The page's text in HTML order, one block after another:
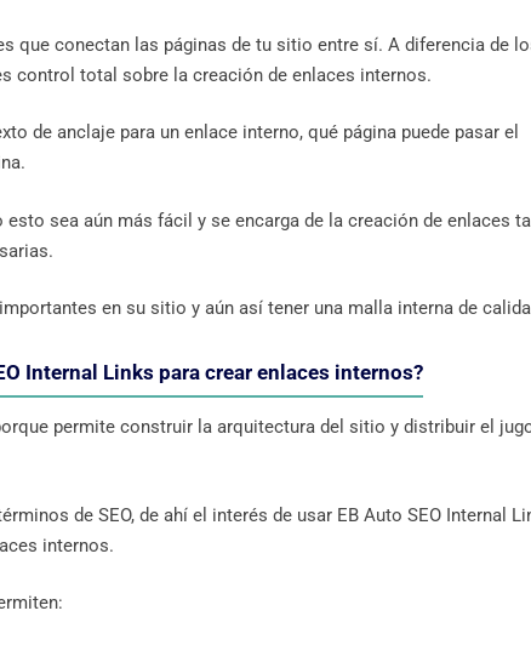
que conectan las páginas de tu sitio entre sí. A diferencia de
control total sobre la creación de enlaces internos.
de anclaje para un enlace interno, qué página puede pasar el
sea aún más fácil y se encarga de la creación de enlaces
en su sitio y aún así tener una malla interna de
Internal Links para crear enlaces internos?
permite construir la arquitectura del sitio y distribuir el
de SEO, de ahí el interés de usar EB Auto SEO Internal
internos.